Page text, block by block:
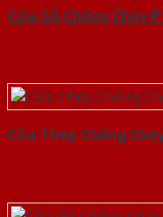
Cửa Gỗ Chống Cháy
Cửa Thép Chống